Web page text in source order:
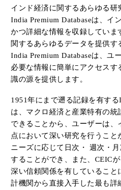
インド経済に関するあらゆる研
India Premium Databaseは、イ
かつ詳細な情報を収録していま
関するあらゆるデータを提供す
India Premium Databaseは、ユ
必要な情報に簡単にアクセスす
識の源を提供します。
1951年にまで遡る記録を有する
は、マクロ経済と産業特有の
できることから、ユーザーは
点において深い研究を行うこと
ニーズに応じて日次・ 週次・
することができ、また、CEIC
深い信頼関係を有していること
計機関から直接入手した最も詳